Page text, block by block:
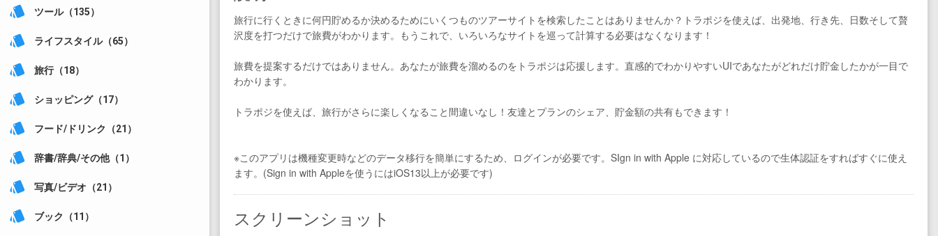
style ツール（135）
style ライフスタイル（65）
style 旅行（18）
style ショッピング（17）
style フード/ドリンク（21）
style 辞書/辞典/その他（1）
style 写真/ビデオ（21）
style ブック（11）
旅行に行くときに何円貯めるか決めるためにいくつものツアーサイトを検索したことはありませんか？トラポジを使えば、出発地、行き先、日数そして贅
沢度を打つだけで旅費がわかります。もうこれで、いろいろなサイトを巡って計算する必要はなくなります！
旅費を提案するだけではありません。あなたが旅費を溜めるのをトラポジは応援します。直感的でわかりやすいUIであなたがどれだけ貯金したかが一目で
わかります。
トラポジを使えば、旅行がさらに楽しくなること間違いなし！友達とプランのシェア、貯金額の共有もできます！
※このアプリは機種変更時などのデータ移行を簡単にするため、ログインが必要です。SIgn in with Apple に対応しているので生体認証をすればすぐに使え
ます。(Sign in with Appleを使うにはiOS13以上が必要です)
スクリーンショット